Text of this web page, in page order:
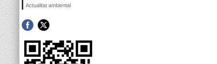
Actualitat ambiental